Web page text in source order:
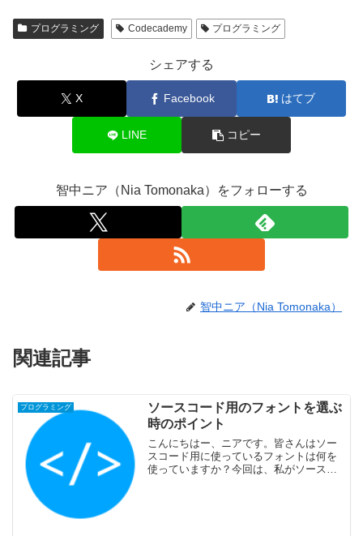
プログラミング Codecademy プログラミング
シェアする
X Facebook はてブ
LINE コピー
智中ニア（Nia Tomonaka）をフォローする
智中ニア（Nia Tomonaka）
関連記事
プログラミング
ソースコード用のフォントを選ぶ
時のポイント
こんにちはー、ニアです。皆さんはソー
スコード用に使っているフォントは何を
使っていますか？今回は、私がソースコ